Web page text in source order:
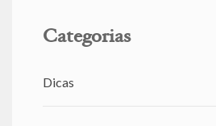
Categorias
Dicas